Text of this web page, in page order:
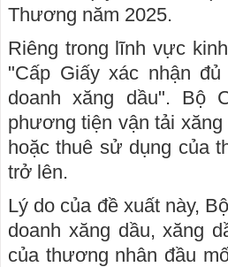
Thương năm 2025.
Riêng trong lĩnh vực
"Cấp Giấy xác nhận
doanh xăng dầu". Bộ
phương tiện vận tải
hoặc thuê sử dụng của
trở lên.
Lý do của đề xuất này,
doanh xăng dầu, xăng
của thương nhân đầu